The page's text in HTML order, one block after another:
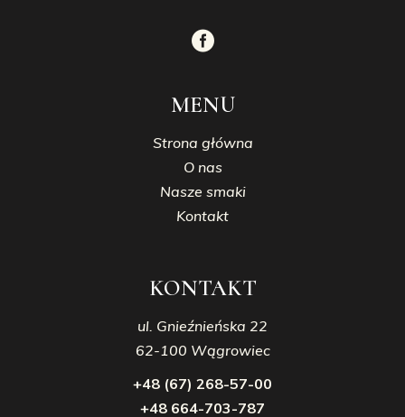
MENU
Strona główna
O nas
Nasze smaki
Kontakt
KONTAKT
ul. Gnieźnieńska 22
62-100 Wągrowiec
+48 (67) 268-57-00
+48 664-703-787